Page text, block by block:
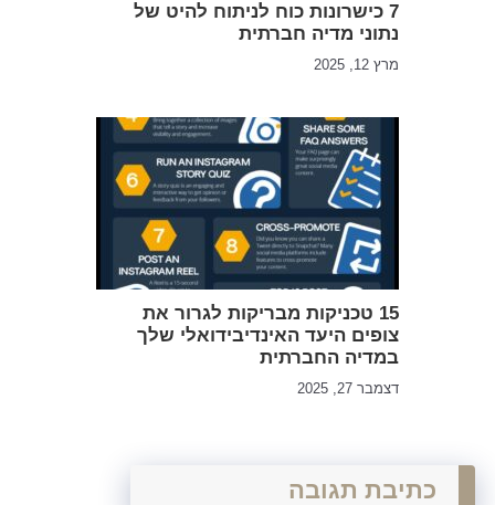
7 כישרונות כוח לניתוח להיט של
נתוני מדיה חברתית
מרץ 12, 2025
15 טכניקות מבריקות לגרור את
צופים היעד האינדיבידואלי שלך
במדיה החברתית
דצמבר 27, 2025
כתיבת תגובה